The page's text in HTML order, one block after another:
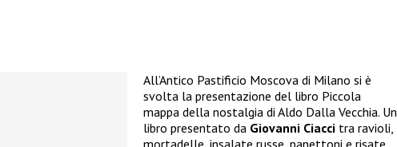
All’Antico Pastificio Moscova di Milano si è
svolta la presentazione del libro Piccola
mappa della nostalgia di Aldo Dalla Vecchia. Un
libro presentato da Giovanni Ciacci tra ravioli,